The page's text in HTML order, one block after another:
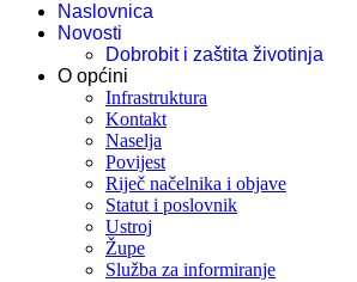
Naslovnica
Novosti
Dobrobit i zaštita životinja
O općini
Infrastruktura
Kontakt
Naselja
Povijest
Riječ načelnika i objave
Statut i poslovnik
Ustroj
Župe
Služba za informiranje